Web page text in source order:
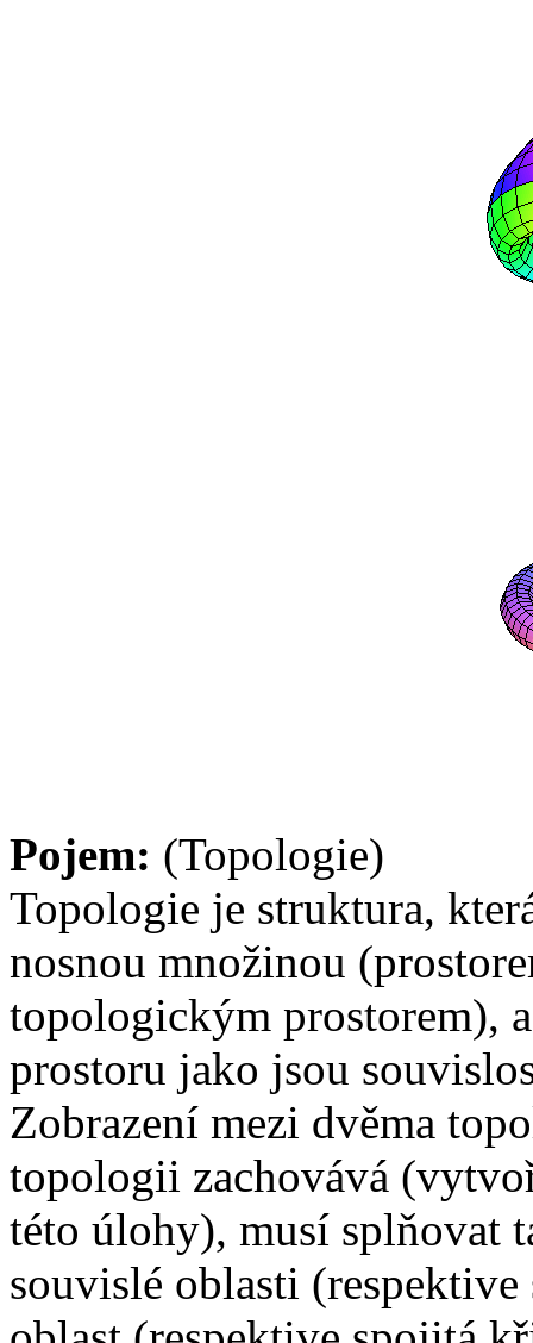
Pojem: (Topologie)
Topologie je struktura,
nosnou množinou
topologickým prostorem),
prostoru jako jsou
Zobrazení mezi dvěma
topologii zachovává
této úlohy), musí splňovat
souvislé oblasti